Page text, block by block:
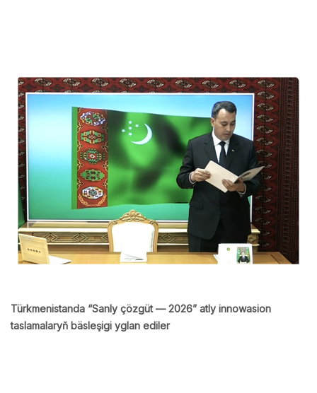
Türkmenistanda “Sanly çözgüt — 2026” atly innowasion
taslamalaryň bäsleşigi yglan ediler